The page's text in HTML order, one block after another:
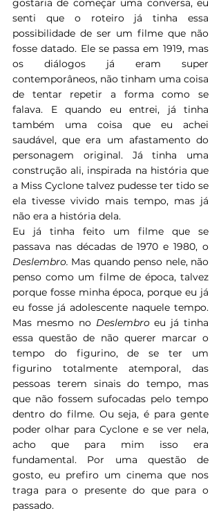
gostaria de começar uma conversa, eu
senti que o roteiro já tinha essa
possibilidade de ser um filme que não
fosse datado. Ele se passa em 1919, mas
os diálogos já eram super
contemporâneos, não tinham uma coisa
de tentar repetir a forma como se
falava.
E quando eu entrei, já tinha
também uma coisa que eu achei
saudável, que era um afastamento do
personagem original. Já tinha uma
construção ali, inspirada na história que
a Miss Cyclone talvez pudesse ter tido se
ela tivesse vivido mais tempo, mas já
não era a história dela.
Eu já tinha feito um filme que se
Deslembro. Mas quando penso nele, não
penso como um filme de época, talvez
porque fosse minha época, porque eu já
eu fosse já adolescente naquele tempo.
Mas mesmo no Deslembro eu já tinha
essa questão de não querer marcar o
tempo do figurino, de se ter um
figurino totalmente atemporal, das
pessoas terem sinais do tempo, mas
que não fossem sufocadas pelo tempo
dentro do filme. Ou seja, é para gente
poder olhar para Cyclone e se ver nela,
acho que para mim isso era
fundamental. Por uma questão de
gosto, eu prefiro um cinema que nos
traga para o presente do que para o
passado.